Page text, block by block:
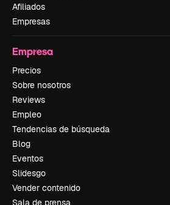
Afiliados
Empresas
Empresa
Precios
Sobre nosotros
Reviews
Empleo
Tendencias de búsqueda
Blog
Eventos
Slidesgo
Vender contenido
Sala de prensa